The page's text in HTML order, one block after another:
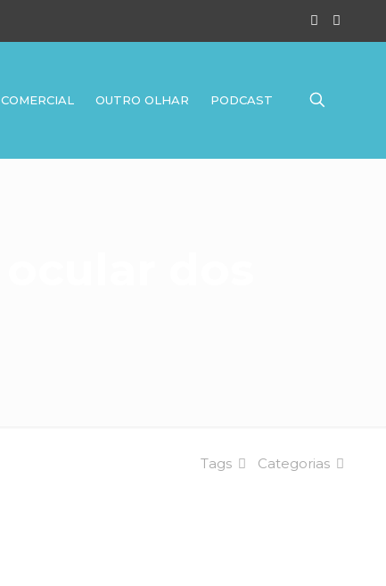
COMERCIAL OUTRO OLHAR PODCAST
Categorias
Tags